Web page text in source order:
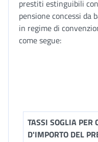
prestiti estinguibili
pensione concessi da
in regime di
come segue:
TASSI SOGLIA PER
D'IMPORTO DEL